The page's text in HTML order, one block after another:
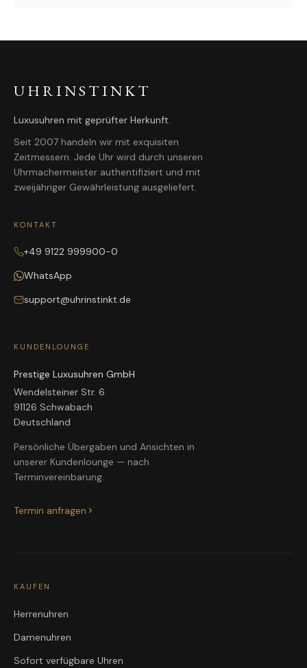
UHRINSTINKT
Luxusuhren mit geprüfter Herkunft.
Seit 2007 handeln wir mit exquisiten
Zeitmessern. Jede Uhr wird durch unseren
Uhrmachermeister authentifiziert und mit
zweijähriger Gewährleistung ausgeliefert.
KONTAKT
+49 9122 999900-0
WhatsApp
support@uhrinstinkt.de
KUNDENLOUNGE
Prestige Luxusuhren GmbH
Wendelsteiner Str. 6
91126 Schwabach
Deutschland
Persönliche Übergaben und Ansichten in
unserer Kundenlounge — nach
Terminvereinbarung.
Termin anfragen
KAUFEN
Herrenuhren
Damenuhren
Sofort verfügbare Uhren